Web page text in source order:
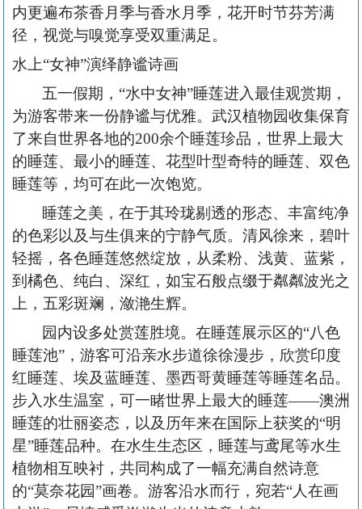
内更遍布茶香月季与香水月季，花开时节芬芳满
径，视觉与嗅觉享受双重满足。
水上“女神”演绎静谧诗画
五一假期， “水中女神”睡莲进入最佳观赏期，
为游客带来一份静谧与优雅。武汉植物园收集保育
了来自世界各地的200余个睡莲珍品，世界上最大
的睡莲、最小的睡莲、花型叶型奇特的睡莲、双色
睡莲等，均可在此一次饱览。
睡莲之美，在于其玲珑剔透的形态、丰富纯净
的色彩以及与生俱来的宁静气质。清风徐来，碧叶
轻摇，各色睡莲悠然绽放，从柔粉、浅黄、蓝紫，
到橘色、纯白、深红，如宝石般点缀于粼粼波光之
上，五彩斑斓，潋滟生辉。
园内设多处赏莲胜境。在睡莲展示区的“八色
睡莲池”，游客可沿亲水步道徐徐漫步，欣赏印度
红睡莲、埃及蓝睡莲、墨西哥黄睡莲等睡莲名品。
步入水生温室，可一睹世界上最大的睡莲——澳洲
睡莲的壮丽姿态，以及历年来在国际上获奖的“明
星”睡莲品种。在水生生态区，睡莲与鸢尾等水生
植物相互映衬，共同构成了一幅充满自然诗意
的“莫奈花园”画卷。游客沿水而行，宛若“人在画